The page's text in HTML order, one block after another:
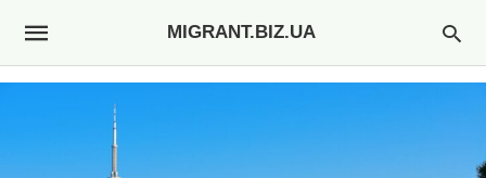
MIGRANT.BIZ.UA